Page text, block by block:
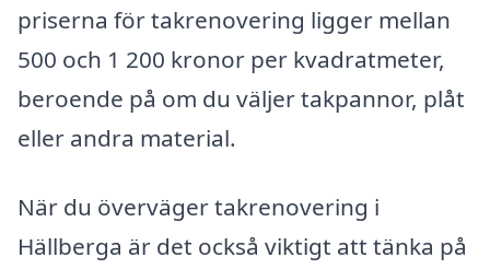
priserna för takrenovering ligger mellan
500 och 1 200 kronor per kvadratmeter,
beroende på om du väljer takpannor, plåt
eller andra material.
När du överväger takrenovering i
Hällberga är det också viktigt att tänka på